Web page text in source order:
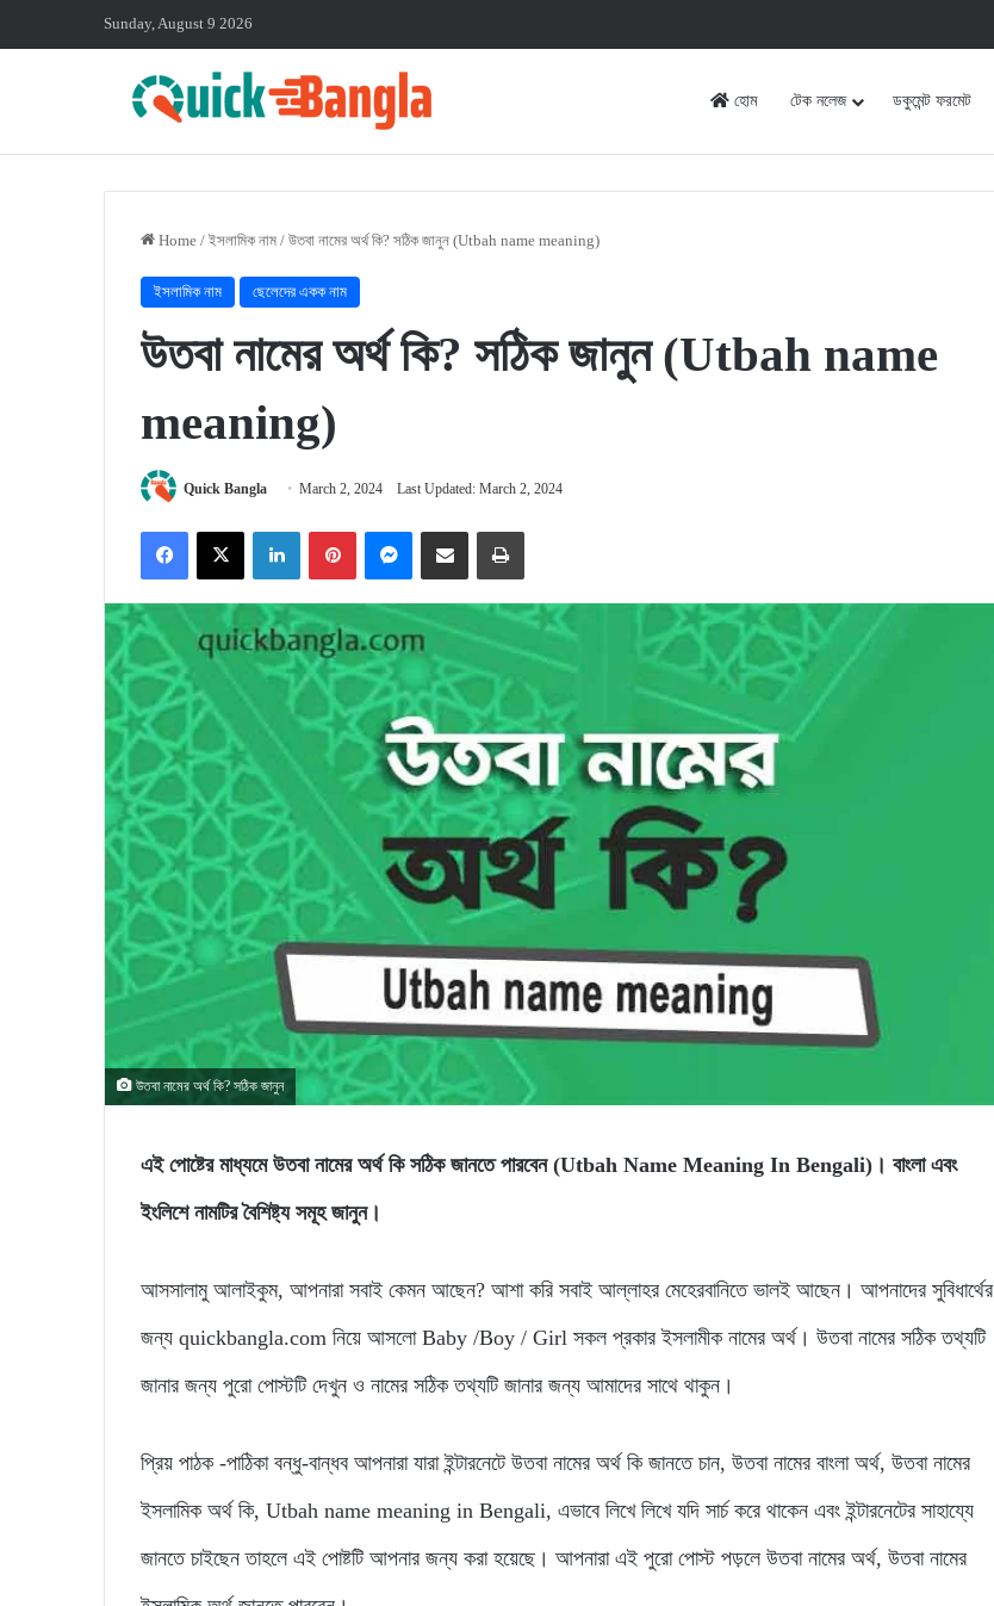
Sunday, August 9 2026
হোম টেক নলেজ ডকুমেন্ট ফরমেট
Home / ইসলামিক নাম / উতবা নামের অর্থ কি? সঠিক জানুন (Utbah name meaning)
ইসলামিক নাম ছেলেদের একক নাম
উতবা নামের অর্থ কি? সঠিক জানুন (Utbah name
meaning)
Quick Bangla March 2, 2024 Last Updated: March 2, 2024
FacebookX LinkedInPinterestMessengerShare via Email Print
উতবা নামের অর্থ কি? সঠিক জানুন
এই পোষ্টের মাধ্যমে উতবা নামের অর্থ কি সঠিক জানতে পারবেন (Utbah Name Meaning In Bengali)। বাংলা এবং
ইংলিশে নামটির বৈশিষ্ট্য সমূহ জানুন।
আসসালামু আলাইকুম, আপনারা সবাই কেমন আছেন? আশা করি সবাই আল্লাহর মেহেরবানিতে ভালই আছেন। আপনাদের সুবিধার্থের
জন্য quickbangla.com নিয়ে আসলো Baby /Boy / Girl সকল প্রকার ইসলামীক নামের অর্থ। উতবা নামের সঠিক তথ্যটি
জানার জন্য পুরো পোস্টটি দেখুন ও নামের সঠিক তথ্যটি জানার জন্য আমাদের সাথে থাকুন।
প্রিয় পাঠক -পাঠিকা বন্ধু-বান্ধব আপনারা যারা ইন্টারনেটে উতবা নামের অর্থ কি জানতে চান, উতবা নামের বাংলা অর্থ, উতবা নামের
ইসলামিক অর্থ কি, Utbah name meaning in Bengali, এভাবে লিখে লিখে যদি সার্চ করে থাকেন এবং ইন্টারনেটের সাহায্যে
জানতে চাইছেন তাহলে এই পোষ্টটি আপনার জন্য করা হয়েছে। আপনারা এই পুরো পোস্ট পড়লে উতবা নামের অর্থ, উতবা নামের